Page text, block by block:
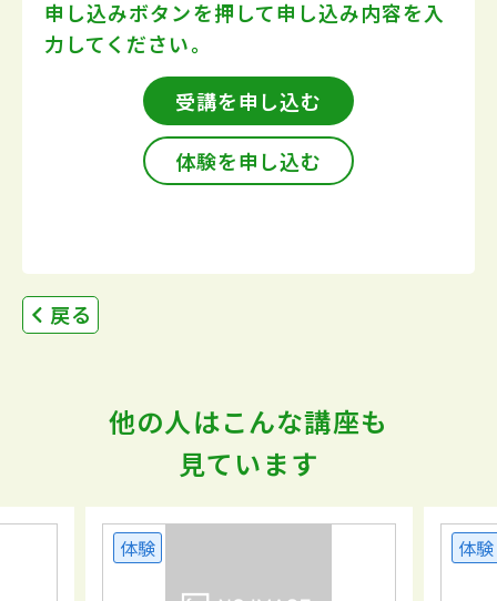
申し込みボタンを押して申し込み内容を入
力してください。
受講を申し込む
体験を申し込む
戻る
他の人はこんな講座も
見ています
体験 体験